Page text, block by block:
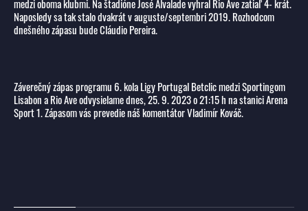
medzi oboma klubmi. Na štadióne José Alvalade vyhral Rio Ave zatiaľ 4- krát.
Naposledy sa tak stalo dvakrát v auguste/septembri 2019. Rozhodcom
dnešného zápasu bude Cláudio Pereira.
Záverečný zápas programu 6. kola Ligy Portugal Betclic medzi Sportingom
Lisabon a Rio Ave odvysielame dnes, 25. 9. 2023 o 21:15 h na stanici Arena
Sport 1. Zápasom vás prevedie náš komentátor Vladimír Kováč.